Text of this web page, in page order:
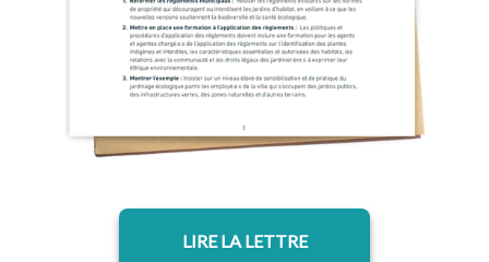
LIRE LA LETTRE
s’ouvre dans un nouvel onglet